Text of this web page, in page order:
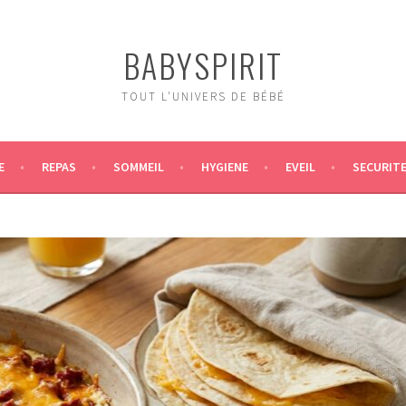
BABYSPIRIT
TOUT L'UNIVERS DE BÉBÉ
REPAS SOMMEIL HYGIENE EVEIL SECURITE